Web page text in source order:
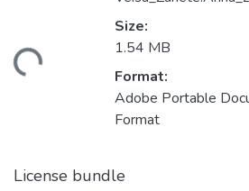
Size:
1.54 MB
Format:
Adobe Portable
Format
License bundle